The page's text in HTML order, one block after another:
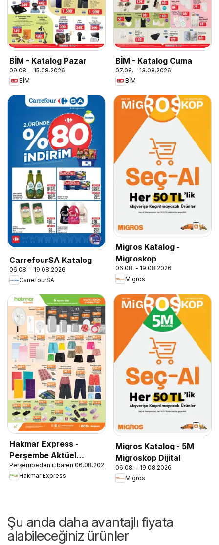
BİM - Katalog Pazar
09.08. - 15.08.2026
BİM
BİM - Katalog Cuma
07.08. - 13.08.2026
BİM
CarrefourSA Katalog
06.08. - 19.08.2026
CarrefourSA
Migros Katalog -
Migroskop
06.08. - 19.08.2026
Migros
Hakmar Express -
Perşembe Aktüel
Ürünler
Perşembeden itibaren 06.08.2026
Hakmar Express
Migros Katalog - 5M
Migroskop Dijital
06.08. - 19.08.2026
Migros
Şu anda daha avantajlı fiyata
alabileceğiniz ürünler